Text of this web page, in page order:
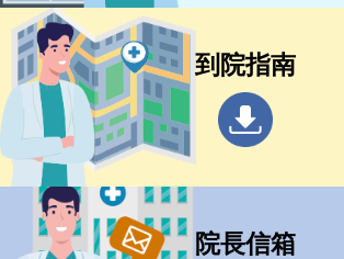
到院指南
院長信箱